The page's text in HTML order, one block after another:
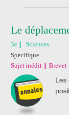
Le
3e
Sciences
Spécifique
Sujet inédit
Brevet
Les